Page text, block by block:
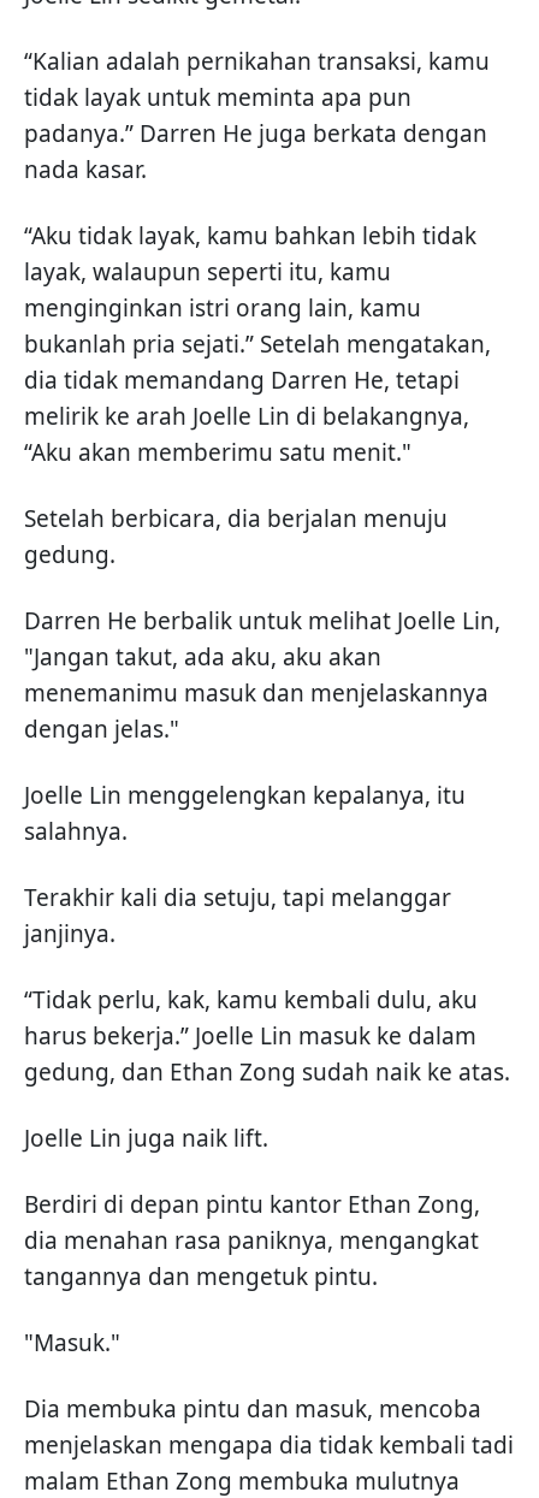
“Kalian adalah pernikahan transaksi, kamu
tidak layak untuk meminta apa pun
padanya.” Darren He juga berkata dengan
nada kasar.
“Aku tidak layak, kamu bahkan lebih tidak
layak, walaupun seperti itu, kamu
menginginkan istri orang lain, kamu
bukanlah pria sejati.” Setelah mengatakan,
dia tidak memandang Darren He, tetapi
melirik ke arah Joelle Lin di belakangnya,
“Aku akan memberimu satu menit."
Setelah berbicara, dia berjalan menuju
gedung.
Darren He berbalik untuk melihat Joelle Lin,
"Jangan takut, ada aku, aku akan
menemanimu masuk dan menjelaskannya
dengan jelas."
Joelle Lin menggelengkan kepalanya, itu
salahnya.
Terakhir kali dia setuju, tapi melanggar
janjinya.
“Tidak perlu, kak, kamu kembali dulu, aku
harus bekerja.” Joelle Lin masuk ke dalam
gedung, dan Ethan Zong sudah naik ke atas.
Joelle Lin juga naik lift.
Berdiri di depan pintu kantor Ethan Zong,
dia menahan rasa paniknya, mengangkat
tangannya dan mengetuk pintu.
"Masuk."
Dia membuka pintu dan masuk, mencoba
menjelaskan mengapa dia tidak kembali tadi
malam Ethan Zong membuka mulutnya